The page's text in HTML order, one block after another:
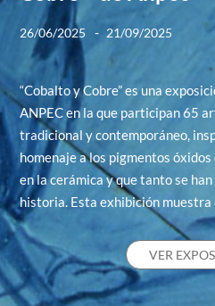
26/06/2025 - 21/09/2025
“Cobalto y Cobre” es una
ANPEC en la que participan 65
tradicional y contemporáneo,
homenaje a los pigmentos
en la cerámica y que tanto se
historia. Esta exhibición
VER